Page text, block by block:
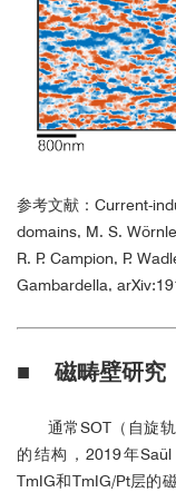
参考文献：Current-
domains, M. S.
R. P. Campion, P.
Gambardella,
■ 磁畴壁研究
通常SOT（自旋
的结构，2019年
TmIG和TmIG/Pt层的